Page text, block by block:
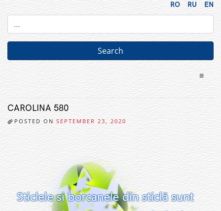
RO RU EN
≡
CAROLINA 580
POSTED ON SEPTEMBER 23, 2020